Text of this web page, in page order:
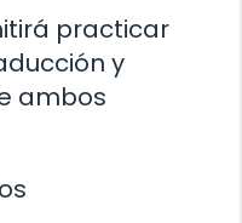
practicar
y
ambos